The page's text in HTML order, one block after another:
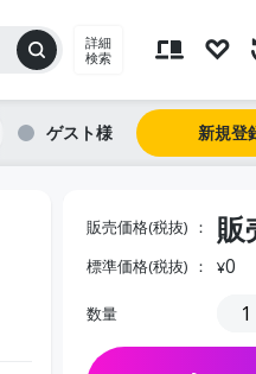
詳細
検索
ゲスト 新規登
販売価格(税抜) 販
標準価格(税抜) ¥0
数量